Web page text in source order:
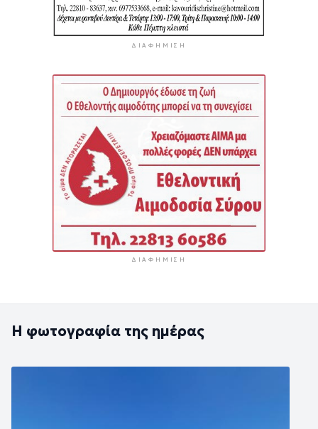
ΔΙΑΦΉΜΙΣΗ
ΔΙΑΦΉΜΙΣΗ
Η φωτογραφία της ημέρας